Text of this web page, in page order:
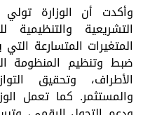
وأكدت أن الوزارة تولي
التشريعية والتنظيمية
المتغيرات المتسارعة
ضبط وتنظيم المنظومة
الأطراف، وتحقيق
والمستثمر. كما تعمل